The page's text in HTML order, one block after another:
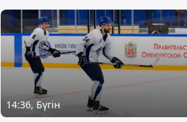
14:36, Бүгін